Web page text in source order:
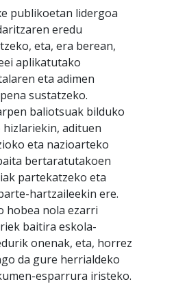
publikoetan lidergoa
eredu
eta, era berean,
aplikatutako
eta adimen
sustatzeko.
baliotsuak bilduko
adituen
eta nazioarteko
bertaratutakoen
partekatzeko eta
hartzaileekin ere.
hobea nola ezarri
baitira eskola-
onenak, eta, horrez
da gure herrialdeko
esparrura iristeko.